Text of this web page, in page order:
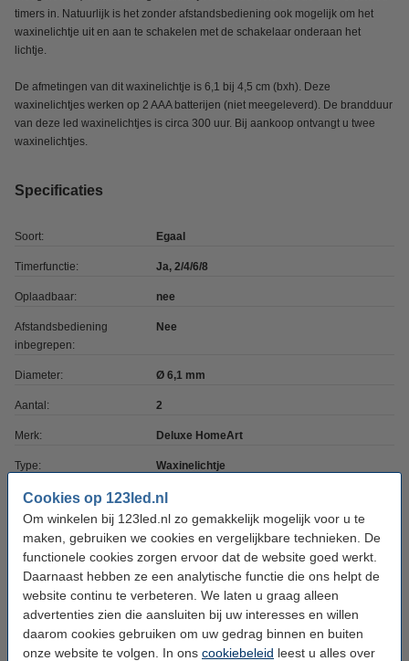
Cookies op 123led.nl
Om winkelen bij 123led.nl zo gemakkelijk mogelijk voor u te
maken, gebruiken we cookies en vergelijkbare technieken. De
functionele cookies zorgen ervoor dat de website goed werkt.
Daarnaast hebben ze een analytische functie die ons helpt de
website continu te verbeteren. We laten u graag alleen
advertenties zien die aansluiten bij uw interesses en willen
daarom cookies gebruiken om uw gedrag binnen en buiten
onze website te volgen. In ons cookiebeleid leest u alles over
timers in. Natuurlijk is het zonder afstandsbediening ook mogelijk om het
waxinelichtje uit en aan te schakelen met de schakelaar onderaan het
lichtje.
De afmetingen van dit waxinelichtje is 6,1 bij 4,5 cm (bxh). Deze
waxinelichtjes werken op 2 AAA batterijen (niet meegeleverd). De brandduur
van deze led waxinelichtjes is circa 300 uur. Bij aankoop ontvangt u twee
waxinelichtjes.
Specificaties
Soort: Egaal
Timerfunctie: Ja, 2/4/6/8
Oplaadbaar: nee
Afstandsbediening
inbegrepen:
Nee
Diameter: Ø 6,1 mm
Aantal: 2
Merk: Deluxe HomeArt
Type: Waxinelichtje
Kleur: Royal blauw
Gebruik: Binnen
Beschermingsniveau: IP20
Afmetingen: 6,1 x 4,5 cm (bxh)
Batterijtype: 2x AAA